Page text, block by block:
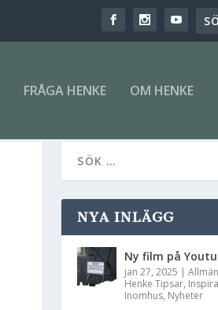
FRÅGA HENKE OM HENKE
NYA INLÄGG
Ny film på
jan 27, 2025 |
Henke Tipsar,
Inomhus, Nyheter